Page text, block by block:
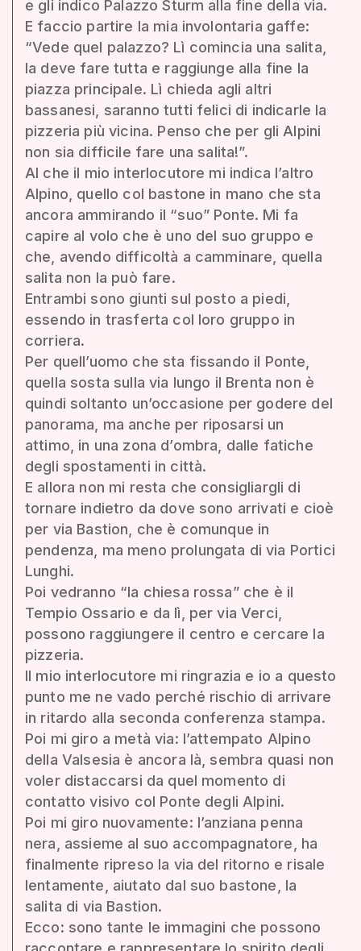
e gli indico Palazzo Sturm alla fine della via.
E faccio partire la mia involontaria gaffe:
“Vede quel palazzo? Lì comincia una salita,
la deve fare tutta e raggiunge alla fine la
piazza principale. Lì chieda agli altri
bassanesi, saranno tutti felici di indicarle la
pizzeria più vicina. Penso che per gli Alpini
non sia difficile fare una salita!”.
Al che il mio interlocutore mi indica l’altro
Alpino, quello col bastone in mano che sta
ancora ammirando il “suo” Ponte. Mi fa
capire al volo che è uno del suo gruppo e
che, avendo difficoltà a camminare, quella
salita non la può fare.
Entrambi sono giunti sul posto a piedi,
essendo in trasferta col loro gruppo in
corriera.
Per quell’uomo che sta fissando il Ponte,
quella sosta sulla via lungo il Brenta non è
quindi soltanto un’occasione per godere del
panorama, ma anche per riposarsi un
attimo, in una zona d’ombra, dalle fatiche
degli spostamenti in città.
E allora non mi resta che consigliargli di
tornare indietro da dove sono arrivati e cioè
per via Bastion, che è comunque in
pendenza, ma meno prolungata di via Portici
Lunghi.
Poi vedranno “la chiesa rossa” che è il
Tempio Ossario e da lì, per via Verci,
possono raggiungere il centro e cercare la
pizzeria.
Il mio interlocutore mi ringrazia e io a questo
punto me ne vado perché rischio di arrivare
in ritardo alla seconda conferenza stampa.
Poi mi giro a metà via: l’attempato Alpino
della Valsesia è ancora là, sembra quasi non
voler distaccarsi da quel momento di
contatto visivo col Ponte degli Alpini.
Poi mi giro nuovamente: l’anziana penna
nera, assieme al suo accompagnatore, ha
finalmente ripreso la via del ritorno e risale
lentamente, aiutato dal suo bastone, la
salita di via Bastion.
Ecco: sono tante le immagini che possono